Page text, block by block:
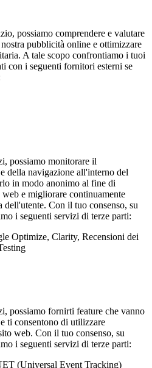
possiamo comprendere e valutare
pubblicità online e ottimizzare
A tale scopo confrontiamo i tuoi
con i seguenti fornitori esterni se
possiamo monitorare il
della navigazione all'interno del
in modo anonimo al fine di
e migliorare continuamente
dell'utente. Con il tuo consenso, su
i seguenti servizi di terze parti:
Optimize, Clarity, Recensioni dei
possiamo fornirti feature che vanno
ti consentono di utilizzare
web. Con il tuo consenso, su
i seguenti servizi di terze parti:
(Universal Event Tracking)